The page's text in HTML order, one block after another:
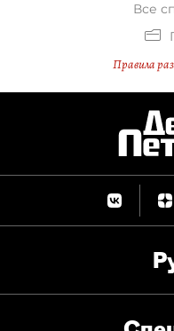
Все
Правила